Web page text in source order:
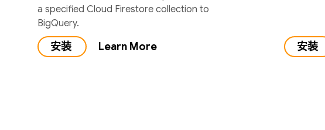
a specified Cloud Firestore collection to
BigQuery.
安装 Learn More 安装